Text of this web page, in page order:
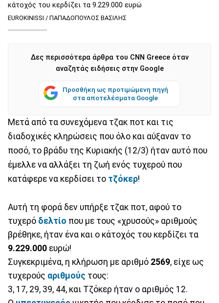
κάτοχός του κερδίζει τα 9.229.000 ευρώ
EUROKINISSI / ΠΑΠΑΔΟΠΟΥΛΟΣ ΒΑΣΙΛΗΣ
Δες περισσότερα άρθρα του CNN Greece όταν
αναζητάς ειδήσεις στην Google
Προσθήκη ως προτιμώμενη πηγή
στα αποτελέσματα Google
Μετά από τα συνεχόμενα τζακ ποτ και τις
διαδοχικές κληρώσεις που όλο και αύξαναν το
ποσό, το βράδυ της Κυριακής (12/3) ήταν αυτό που
έμελλε να αλλάξει τη ζωή ενός τυχερού που
κατάφερε να κερδίσει το τζόκερ!
Αυτή τη φορά δεν υπήρξε τζακ ποτ, αφού το
τυχερό δελτίο που με τους «χρυσούς» αριθμούς
βρέθηκε, ήταν ένα και ο κάτοχός του κερδίζει τα
9.229.000 ευρώ!
Συγκεκριμένα, η κλήρωση με αριθμό 2569, είχε ως
τυχερούς αριθμούς τους:
3, 17, 29, 39, 44, και Τζόκερ ήταν ο αριθμός 12.